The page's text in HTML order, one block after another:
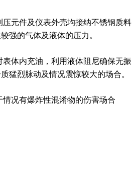
件及仪表外壳均接纳不锈钢质料
强的气体及液体的压力。
内充油，利用液体阻尼确保无振
猛烈脉动及情况震惊较大的场合。
有爆炸性混淆物的伤害场合